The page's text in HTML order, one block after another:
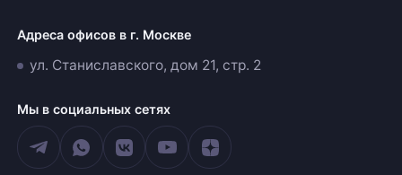
Адреса офисов в г. Москве
ул. Станиславского, дом 21, стр. 2
Мы в социальных сетях